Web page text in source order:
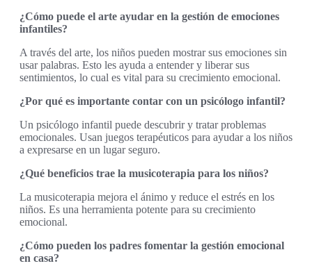
¿Cómo puede el arte ayudar en la gestión de emociones
infantiles?
A través del arte, los niños pueden mostrar sus emociones sin
usar palabras. Esto les ayuda a entender y liberar sus
sentimientos, lo cual es vital para su crecimiento emocional.
¿Por qué es importante contar con un psicólogo infantil?
Un psicólogo infantil puede descubrir y tratar problemas
emocionales. Usan juegos terapéuticos para ayudar a los niños
a expresarse en un lugar seguro.
¿Qué beneficios trae la musicoterapia para los niños?
La musicoterapia mejora el ánimo y reduce el estrés en los
niños. Es una herramienta potente para su crecimiento
emocional.
¿Cómo pueden los padres fomentar la gestión emocional
en casa?